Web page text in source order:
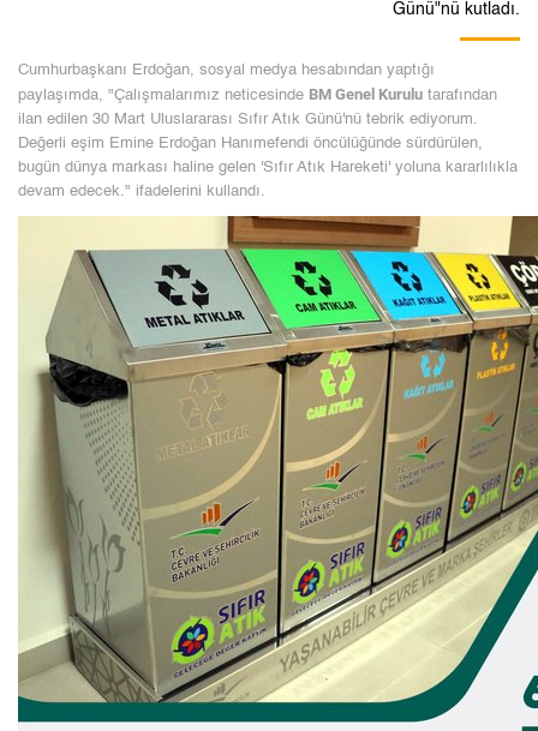
Günü"nü kutladı.
Cumhurbaşkanı Erdoğan, sosyal medya hesabından yaptığı
paylaşımda, "Çalışmalarımız neticesinde BM Genel Kurulu tarafından
ilan edilen 30 Mart Uluslararası Sıfır Atık Günü'nü tebrik ediyorum.
Değerli eşim Emine Erdoğan Hanımefendi öncülüğünde sürdürülen,
bugün dünya markası haline gelen 'Sıfır Atık Hareketi' yoluna kararlılıkla
devam edecek." ifadelerini kullandı.